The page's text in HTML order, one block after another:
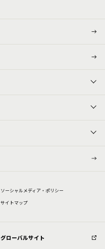
ソーシャルメディア・ポリシー
サイトマップ
グローバルサイト